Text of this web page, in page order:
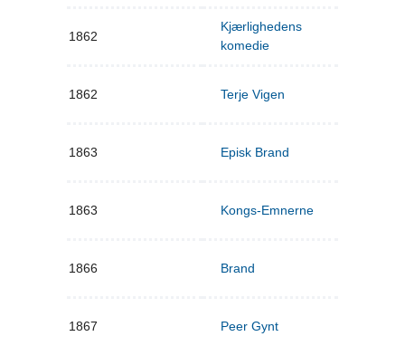
1862
Kjærlighedens
komedie
1862 Terje Vigen
1863 Episk Brand
1863 Kongs-Emnerne
1866 Brand
1867 Peer Gynt